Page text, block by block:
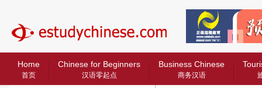
中文教育网
Home
首页
Chinese for Beginners
汉语零起点
Business Chinese
商务汉语